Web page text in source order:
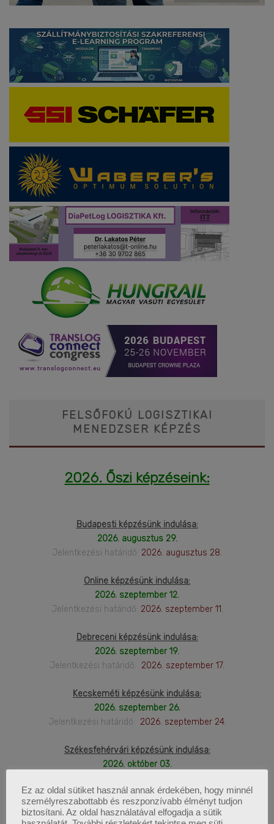
FELSŐFOKÚ LOGISZTIKAI
MENEDZSER KÉPZÉS
2026. Őszi képzéseink:
Budapesti képzésünk indulása:
2026. augusztus 29.
Jelentkezési határidő: 2026. augusztus 28.
Online képzésünk indulása:
2026. szeptember 12.
Jelentkezési határidő: 2026. szeptember 11.
Debreceni képzésünk indulása:
2026. szeptember 19.
Jelentkezési határidő: 2026. szeptember 17.
Kecskeméti képzésünk indulása:
2026. szeptember 26.
Jelentkezési határidő: 2026. szeptember 24.
Székesfehérvári képzésünk indulása:
2026. október 03.
Nyíregyházi képzésünk indulása:
2026. október 10.
Ez az oldal sütiket használ annak érdekében, hogy minnél
személyreszabottabb és reszponzívabb élményt tudjon
biztosítani. Az oldal használatával elfogadja a sütik